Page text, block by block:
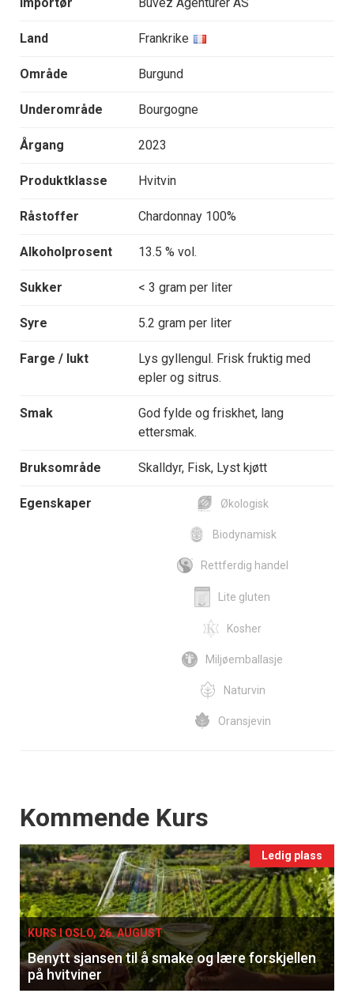
Land Frankrike
Område Burgund
Underområde Bourgogne
Årgang 2023
Produktklasse Hvitvin
Råstoffer Chardonnay 100%
Alkoholprosent 13.5 % vol.
Sukker < 3 gram per liter
Syre 5.2 gram per liter
Farge / lukt
Lys gyllengul. Frisk fruktig med
epler og sitrus.
Smak
God fylde og friskhet, lang
ettersmak.
Bruksområde Skalldyr, Fisk, Lyst kjøtt
Egenskaper Økologisk
Biodynamisk
Rettferdig handel
Lite gluten
Kosher
Miljøemballasje
Naturvin
Oransjevin
Events
Kommende Kurs
Ledig plass
KURS I OSLO, 26. AUGUST
Benytt sjansen til å smake og lære forskjellen
på hvitviner